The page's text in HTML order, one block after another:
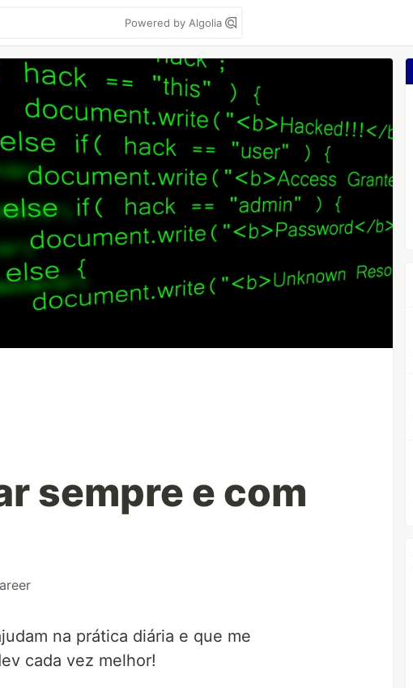
Powered by Algolia
sempre e com
na prática diária e que me
cada vez melhor!